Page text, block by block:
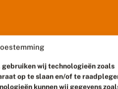
wij technologieën zoals
op te slaan en/of te
kunnen wij gegevens